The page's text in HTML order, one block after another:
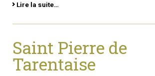
Lire la suite…
Saint Pierre de
Tarentaise